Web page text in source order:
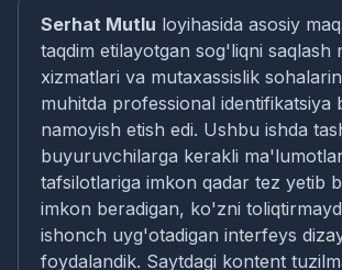
Serhat Mutlu loyihasida asosiy
taqdim etilayotgan sog'liqni saqlash
xizmatlari va mutaxassislik
muhitda professional identifikatsiya
namoyish etish edi. Ushbu ishda
buyuruvchilarga kerakli
tafsilotlariga imkon qadar tez yetib
imkon beradigan, ko'zni
ishonch uyg'otadigan interfeys
foydalandik. Saytdagi kontent